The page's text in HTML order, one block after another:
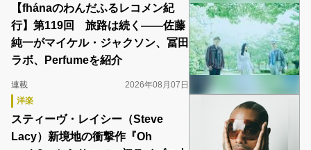
【fhánaのわんだふるレコメン紀
行】第119回 旅路は続く――佐藤
純一がマイケル・ジャクソン、冨田
ラボ、Perfumeを紹介
連載
2026年08月07日
洋楽
スティーヴ・レイシー（Steve
Lacy）新境地の衝撃作『Oh